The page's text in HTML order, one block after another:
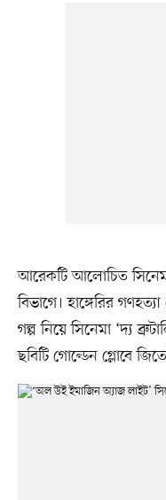
আরেকটি আলোচিত সিনেমা
বিভাগে। হাঙ্গেরির
গল্প নিয়ে সিনেমা ‘দ্য
ছবিটি গোল্ডেন গ্লোবে